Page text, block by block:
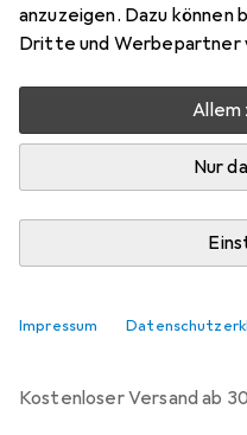
anzuzeigen. Dazu
Dritte und
Allem
Nur
Impressum
Mehr als 10 Stück an
Lieferort angeben für
In
Vergleichen
Kostenloser Versand ab